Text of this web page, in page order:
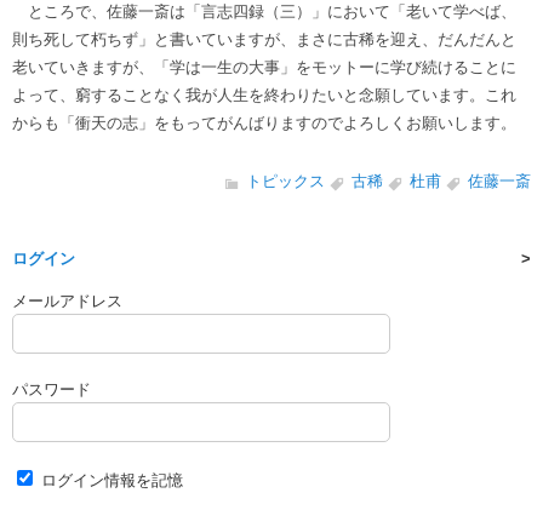
ところで、佐藤一斎は「言志四録（三）」において「老いて学べば、
則ち死して朽ちず」と書いていますが、まさに古稀を迎え、だんだんと
老いていきますが、「学は一生の大事」をモットーに学び続けることに
よって、窮することなく我が人生を終わりたいと念願しています。これ
からも「衝天の志」をもってがんばりますのでよろしくお願いします。
トピックス 古稀 杜甫 佐藤一斎
ログイン
メールアドレス
パスワード
ログイン情報を記憶